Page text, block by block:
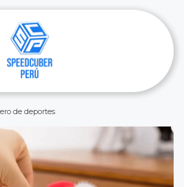
de deportes